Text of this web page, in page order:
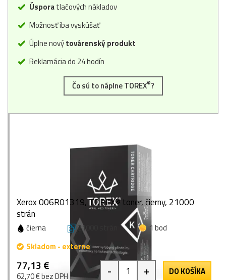
Úsporatlačových nákladov
Možnosť iba vyskúšať
Úplne novýtovárenský produkt
Reklamácia do 24 hodín
Čo sú to náplne TOREX®?
Xerox 006R01319, TOREX® toner, čierny, 21000
strán
čierna 21000 strán
1 bod
Skladom - externe
77,13 €
62,70 € bez DPH - + DO KOŠÍKA